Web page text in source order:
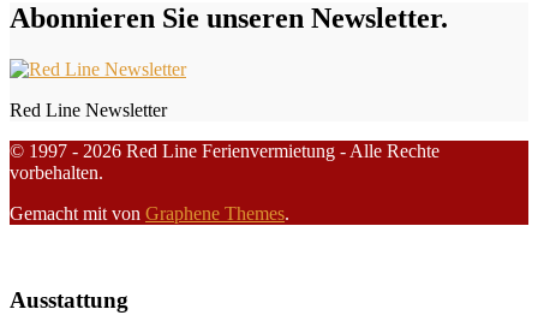
Abonnieren Sie unseren Newsletter.
Red Line Newsletter
© 1997 - 2026 Red Line Ferienvermietung - Alle Rechte
vorbehalten.
Gemacht mit von Graphene Themes.
Ausstattung